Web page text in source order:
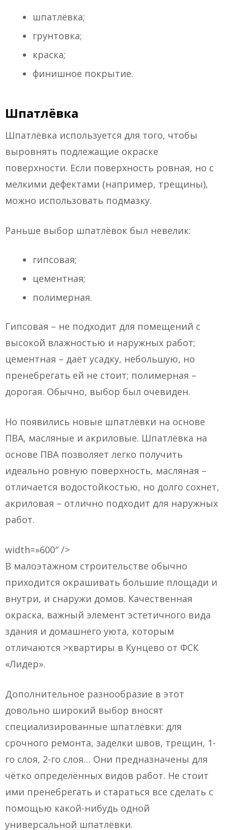
шпатлёвка;
грунтовка;
краска;
финишное покрытие.
Шпатлёвка
Шпатлёвка используется для того, чтобы
выровнять подлежащие окраске
поверхности. Если поверхность ровная, но с
мелкими дефектами (например, трещины),
можно использовать подмазку.
Раньше выбор шпатлёвок был невелик:
гипсовая;
цементная;
полимерная.
Гипсовая – не подходит для помещений с
высокой влажностью и наружных работ;
цементная – даёт усадку, небольшую, но
пренебрегать ей не стоит; полимерная –
дорогая. Обычно, выбор был очевиден.
Но появились новые шпатлёвки на основе
ПВА, масляные и акриловые. Шпатлёвка на
основе ПВА позволяет легко получить
идеально ровную поверхность, масляная –
отличается водостойкостью, но долго сохнет,
акриловая – отлично подходит для наружных
работ.
width=»600″ />
В малоэтажном строительстве обычно
приходится окрашивать большие площади и
внутри, и снаружи домов. Качественная
окраска, важный элемент эстетичного вида
здания и домашнего уюта, которым
отличаются >квартиры в Кунцево от ФСК
«Лидер».
Дополнительное разнообразие в этот
довольно широкий выбор вносят
специализированные шпатлёвки: для
срочного ремонта, заделки швов, трещин, 1-
го слоя, 2-го слоя… Они предназначены для
чётко определённых видов работ. Не стоит
ими пренебрегать и стараться все сделать с
помощью какой-нибудь одной
универсальной шпатлёвки.